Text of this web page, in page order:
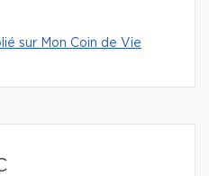
sur Mon Coin de Vie